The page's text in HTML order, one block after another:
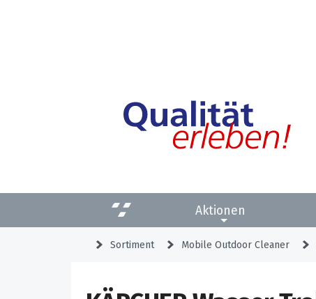
Aktionen
Sortiment Mobile Outdoor Cleaner